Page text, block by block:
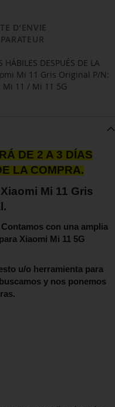
D’ENVIE
DESPUÉS DE LA
Mi 11 Gris Original P/N:
11 / Mi 11 5G
DE 2 A 3 DÍAS
LA COMPRA.
Mi 11 Gris
con una amplia
Xiaomi Mi 11 5G
u/o herramienta para
y nos ponemos